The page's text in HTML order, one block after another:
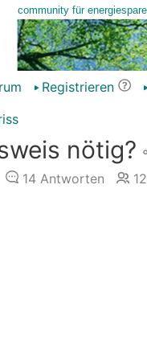
Registrieren
nötig?
14Antworten 12